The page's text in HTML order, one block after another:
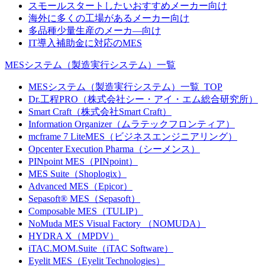
スモールスタートしたいおすすめメーカー向け
海外に多くの工場があるメーカー向け
多品種少量生産のメーカ―向け
IT導入補助金に対応のMES
MESシステム（製造実行システム）一覧
MESシステム（製造実行システム）一覧_TOP
Dr.工程PRO（株式会社シー・アイ・エム総合研究所）
Smart Craft（株式会社Smart Craft）
Information Organizer（ムラテックフロンティア）
mcframe 7 LiteMES（ビジネスエンジニアリング）
Opcenter Execution Pharma（シーメンス）
PINpoint MES（PINpoint）
MES Suite（Shoplogix）
Advanced MES（Epicor）
Sepasoft® MES（Sepasoft）
Composable MES（TULIP）
NoMuda MES Visual Factory （NOMUDA）
HYDRA X（MPDV）
iTAC.MOM.Suite（iTAC Software）
Eyelit MES（Eyelit Technologies）